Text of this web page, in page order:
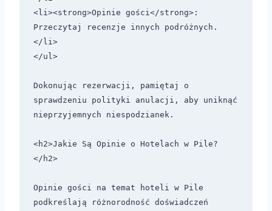
<li><strong>Opinie gości</strong>:
Przeczytaj recenzje innych podróżnych.
</li>
</ul>
Dokonując rezerwacji, pamiętaj o
sprawdzeniu polityki anulacji, aby uniknąć
nieprzyjemnych niespodzianek.
<h2>Jakie Są Opinie o Hotelach w Pile?
</h2>
Opinie gości na temat hoteli w Pile
podkreślają różnorodność doświadczeń